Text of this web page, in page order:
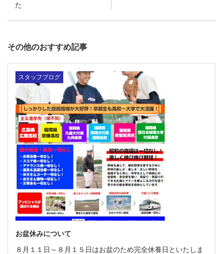
た
その他のおすすめ記事
スタッフブログ
お盆休みについて
８月１１日～８月１５日はお盆のため完全休養日といたしま